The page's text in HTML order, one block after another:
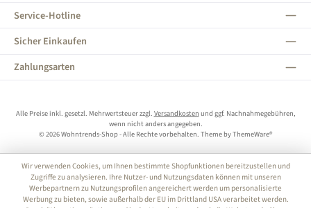
Service-Hotline
Sicher Einkaufen
Zahlungsarten
Alle Preise inkl. gesetzl. Mehrwertsteuer zzgl. Versandkosten und ggf. Nachnahmegebühren,
wenn nicht anders angegeben.
© 2026 Wohntrends-Shop - Alle Rechte vorbehalten. Theme byThemeWare®
Wir verwenden Cookies, um Ihnen bestimmte Shopfunktionen bereitzustellen und
Zugriffe zu analysieren. Ihre Nutzer- und Nutzungsdaten können mit unseren
Werbepartnern zu Nutzungsprofilen angereichert werden um personalisierte
Werbung zu bieten, sowie außerhalb der EU im Drittland USA verarbeitet werden.